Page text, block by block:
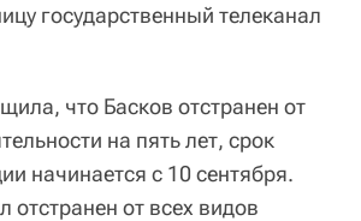
государственный телеканал
что Басков отстранен от
на пять лет, срок
начинается с 10 сентября.
отстранен от всех видов